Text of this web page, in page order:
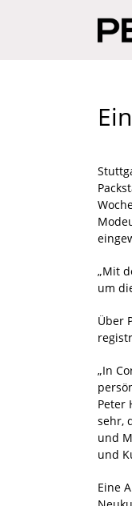
„Mit
um
Über
„In
Peter
sehr,
und
und
Eine